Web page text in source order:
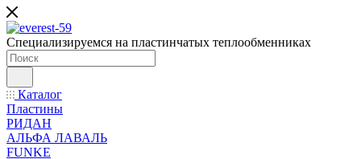
Специализируемся на пластинчатых теплообменниках
Каталог
Пластины
РИДАН
АЛЬФА ЛАВАЛЬ
FUNKE